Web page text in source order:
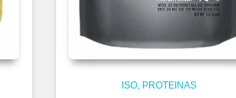
ISO PROTEINAS